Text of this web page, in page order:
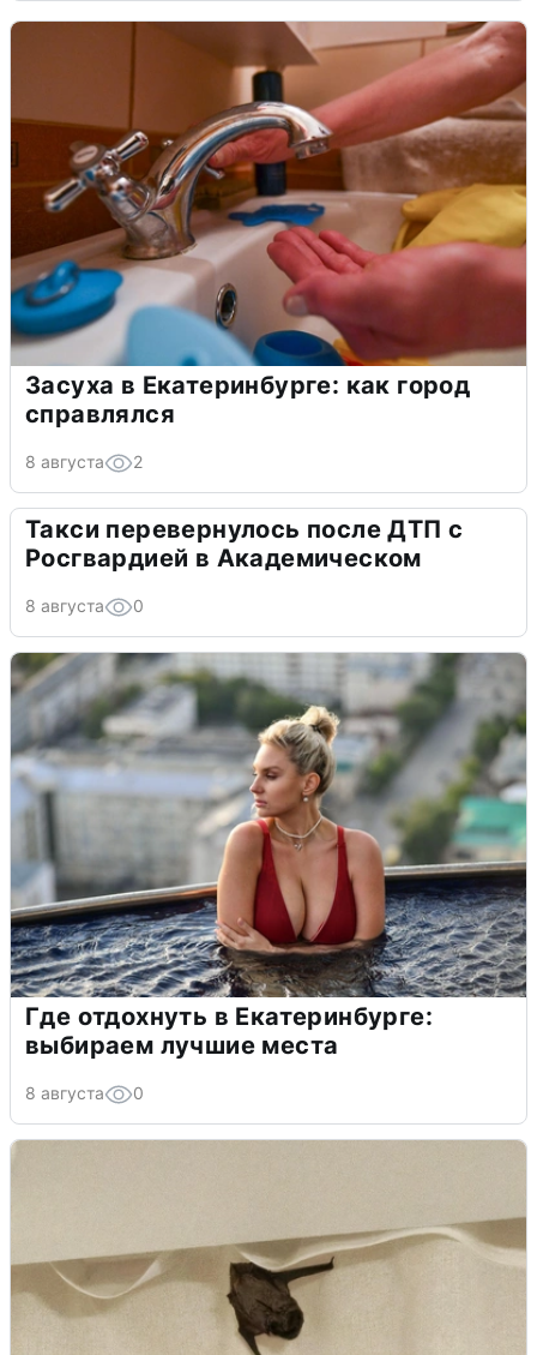
Засуха в Екатеринбурге: как город
справлялся
8 августа 2
Такси перевернулось после ДТП с
Росгвардией в Академическом
8 августа 0
Где отдохнуть в Екатеринбурге:
выбираем лучшие места
8 августа 0